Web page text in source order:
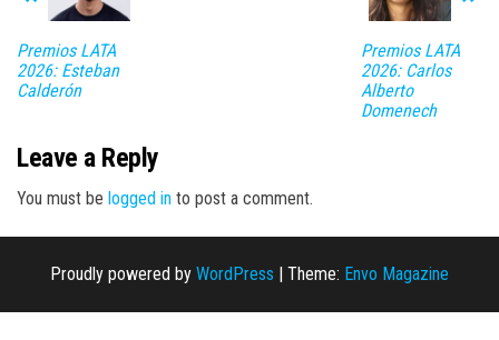
Premios LATA
2026: Esteban
Calderón
Premios LATA
2026: Carlos
Alberto
Domenech
Leave a Reply
You must be logged in to post a comment.
Proudly powered by WordPress | Theme: Envo Magazine